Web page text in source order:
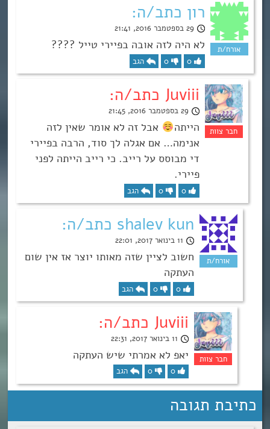
רון כתב/ה:
29 בספטמבר 2016, 21:41
לא היה לזה אובה בפיירי טייל ????
0
0 הגב
Juviii כתב/ה:
29 בספטמבר 2016, 21:45
הייתה
אבל זה לא אומר שאין לזה
אנימה… אם אגלה לך סוד, הרבה בפיירי
די מבוסס על רייב. כי רייב הייתה לפני
פיירי.
0
0 הגב
shalev kun כתב/ה:
11 בינואר 2017, 22:01
חשוב לציין שזה מאותו יוצר אז אין שום
העתקה
0
0 הגב
Juviii כתב/ה:
11 בינואר 2017, 22:31
יאפ לא אמרתי שיש העתקה
0
0 הגב
כתיבת תגובה